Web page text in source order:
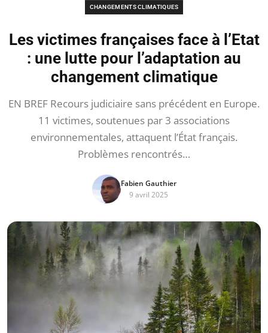
CHANGEMENTS CLIMATIQUES
Les victimes françaises face à l’Etat
: une lutte pour l’adaptation au
changement climatique
EN BREF Recours judiciaire sans précédent en Europe.
11 victimes, soutenues par 3 associations
environnementales, attaquent l’État français.
Problèmes rencontrés…
Fabien Gauthier
9 avril 2025